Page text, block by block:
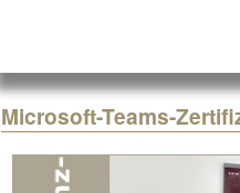
Microsoft-Teams-